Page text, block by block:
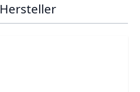
Hersteller